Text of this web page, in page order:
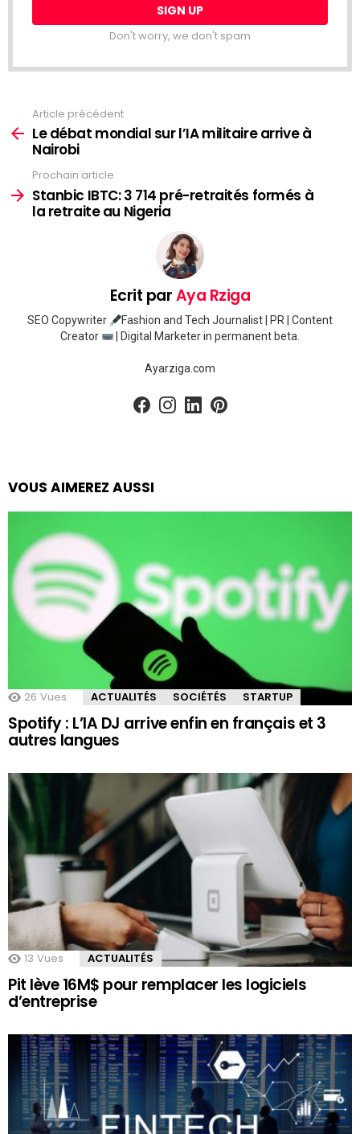
Don't worry, we don't spam
plus
Article précédent
Le débat mondial sur l’IA militaire arrive à
Nairobi
Prochain article
Stanbic IBTC: 3 714 pré-retraités formés à
la retraite au Nigeria
Ecrit parAya Rziga
SEO Copywriter
Fashion and Tech Journalist | PR | Content
Creator
| Digital Marketer in permanent beta.
Ayarziga.com
facebookinstagram
linkedin
VOUS AIMEREZ AUSSI
26 Vues ACTUALITÉS SOCIÉTÉS STARTUP
Spotify : L’IA DJ arrive enfin en français et 3
autres langues
13 Vues ACTUALITÉS
Pit lève 16M$ pour remplacer les logiciels
d’entreprise